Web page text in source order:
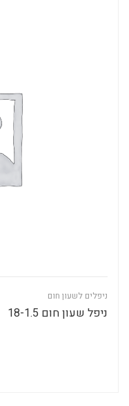
ניפלים לשעון חום
ניפל שעון חום 18-1.5